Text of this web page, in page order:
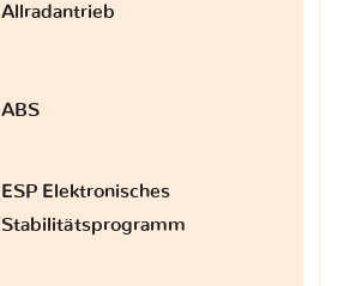
Allradantrieb
ABS
ESP Elektronisches
Stabilitätsprogramm